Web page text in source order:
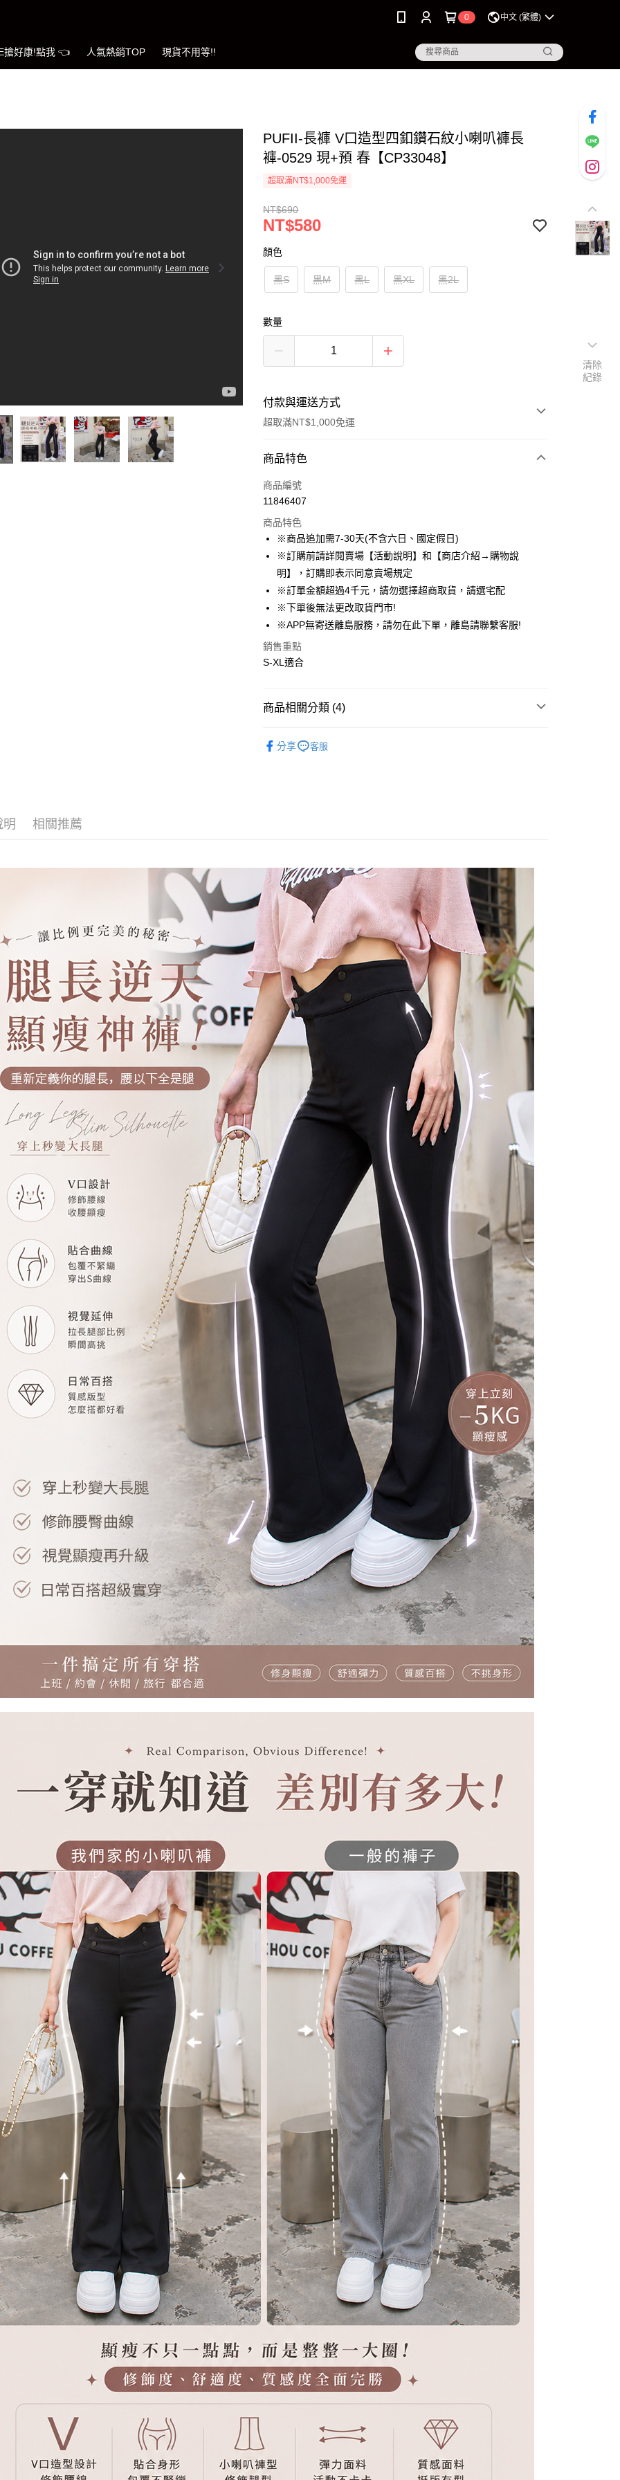
0 中文 (繁體)
搶好康!點我 👈 人氣熱銷TOP 現貨不用等!!
PUFII-長褲 V口造型四釦鑽石紋小喇叭褲長
褲-0529 現+預 春【CP33048】
超取滿NT$1,000免運
NT$690
NT$580
顏色
黑S 黑M 黑L 黑XL 黑2L
數量
付款與運送方式
超取滿NT$1,000免運
付款方式
信用卡一次付款
LINE Pay
Apple Pay
街口支付
悠遊付
相關說明
【關於「AFTEE先享後付」】
１．簡單：不需註冊會員、不需綁卡、不需儲值。
２．便利：只要手機號碼，簡訊認證，即可結帳。
【「AFTEE先享後付」結帳流程】
※ 交易是否成功請以「AFTEE先享後付 」之結帳頁面顯示為準，若有關於
是否繳費成功／繳費後需取消欲退款等相關疑問，請聯繫「AFTEE先享後
付客戶支援中心」https://netprotections.freshdesk.com/support/home
【注意事項】
１．透過由恩沛科技股份有限公司提供之「AFTEE先享後付」服務完成之
交易，需依本服務之必要範圍內提供個人資料，並將交易相關給付款項請
求債權轉讓予恩沛科技股份有限公司。
２．關於個人資料處理事宜，請瀏覽以下網址：
https://aftee.tw/terms/#terms3
３．未成年的使用者請事先徵得法定代理人或監護人之同意方可使用
「AFTEE先享後付」，若未經同意申辦者引起之損失，本公司不負相關責
任。
４．使用「AFTEE先享後付」時，將依據個別帳號之用戶狀況，依本公司
即時審查核予不同之上限額度；若仍有額度不足之情形，本公司將視審查
結果請求用戶進行身份認證。
５．嚴禁一人註冊多個帳號或使用他人資訊註冊。若發現惡意使用之情
形，恩沛科技股份有限公司將有權停止該用戶之使用額度並採取法律行
全家取貨付款
付款後7-11取貨
每筆NT$85，滿NT$1,000(含以上)免運費
宅配
每筆NT$85，滿NT$1,000(含以上)免運費
商品特色
商品編號
11846407
商品特色
※商品追加需7-30天(不含六日、國定假日)
※訂購前請詳閱賣場【活動說明】和【商店介紹→購物說
明】，訂購即表示同意賣場規定
※訂單金額超過4千元，請勿選擇超商取貨，請選宅配
※下單後無法更改取貨門市!
※APP無寄送離島服務，請勿在此下單，離島請聯繫客服!
銷售重點
S-XL適合
商品相關分類 (4)
分享 客服
明 相關推薦
清除
紀錄